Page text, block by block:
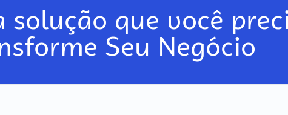
solução que você
Seu Negócio